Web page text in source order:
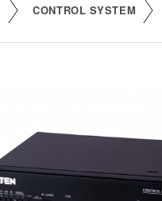
CONTROL SYSTEM